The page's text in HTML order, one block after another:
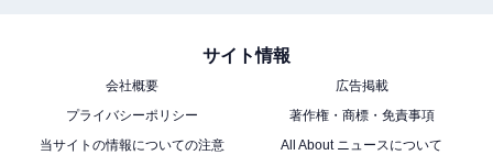
サイト情報
会社概要
広告掲載
プライバシーポリシー
著作権・商標・免責事項
当サイトの情報についての注意
All About ニュースについて